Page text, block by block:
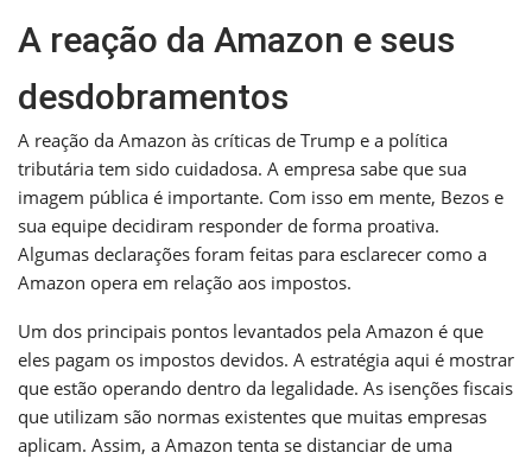
A reação da Amazon e seus
desdobramentos
A reação da Amazon às críticas de Trump e a política
tributária tem sido cuidadosa. A empresa sabe que sua
imagem pública é importante. Com isso em mente, Bezos e
sua equipe decidiram responder de forma proativa.
Algumas declarações foram feitas para esclarecer como a
Amazon opera em relação aos impostos.
Um dos principais pontos levantados pela Amazon é que
eles pagam os impostos devidos. A estratégia aqui é mostrar
que estão operando dentro da legalidade. As isenções fiscais
que utilizam são normas existentes que muitas empresas
aplicam. Assim, a Amazon tenta se distanciar de uma